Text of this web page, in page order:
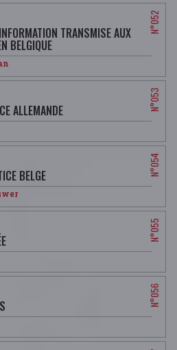
TRANSMISE AUX
BELGIQUE
ALLEMANDE
BELGE